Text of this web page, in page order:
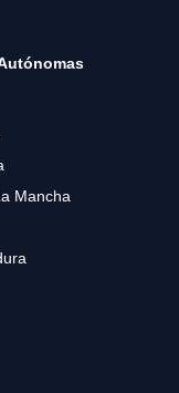
Mancha